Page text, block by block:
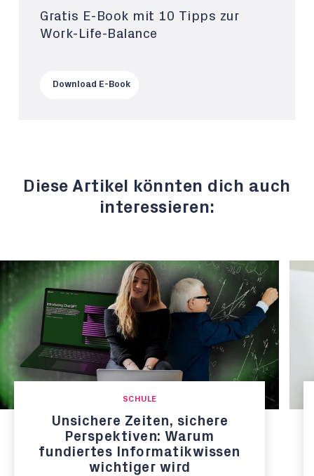
Gratis E-Book mit 10 Tipps zur
Work-Life-Balance
Download E-Book
Diese Artikel könnten dich auch
interessieren:
SCHULE
Unsichere Zeiten, sichere
Perspektiven: Warum
fundiertes Informatikwissen
wichtiger wird